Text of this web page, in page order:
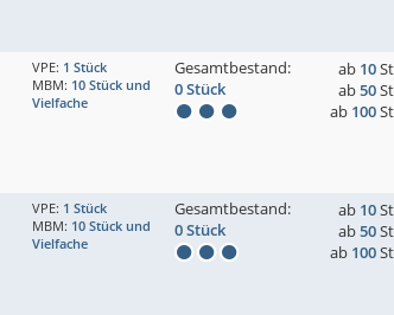
VPE: 1 Stück
MBM: 10 Stück und
Vielfache
Gesamtbestand:
0 Stück
ab 10
ab50
ab 100
VPE: 1 Stück
MBM: 10 Stück und
Vielfache
Gesamtbestand:
0 Stück
ab 10
ab50
ab 100